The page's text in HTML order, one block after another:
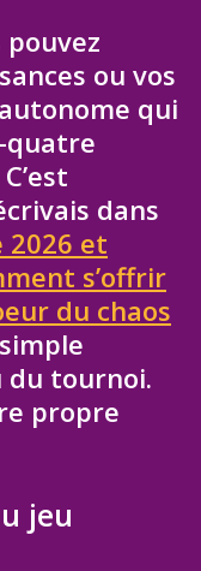
pouvez
ou vos
qui
quatre
dans
2026 et
s’offrir
du chaos
du tournoi.
propre
jeu